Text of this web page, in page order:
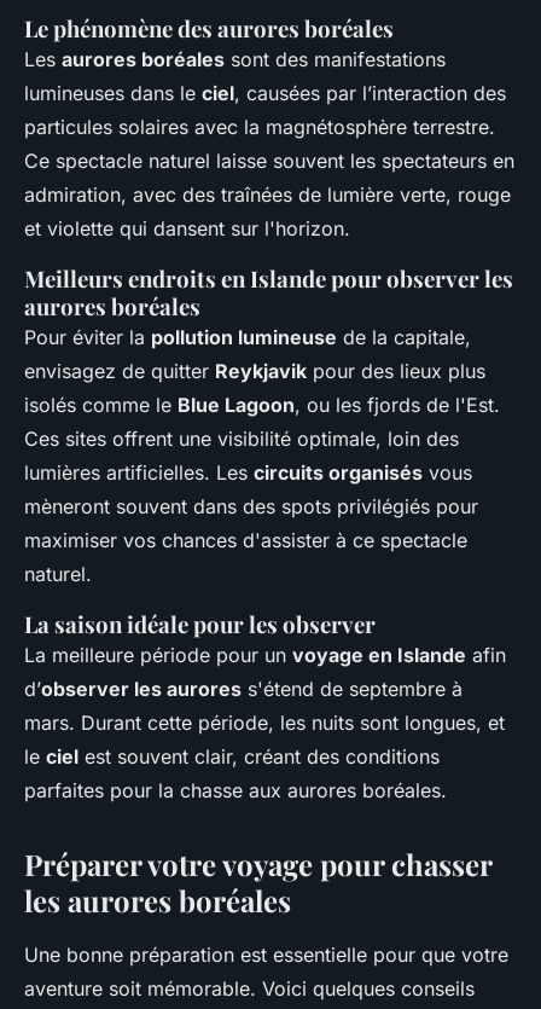
Le phénomène des aurores boréales
Les aurores boréales sont des manifestations
lumineuses dans le ciel, causées par l’interaction des
particules solaires avec la magnétosphère terrestre.
Ce spectacle naturel laisse souvent les spectateurs en
admiration, avec des traînées de lumière verte, rouge
et violette qui dansent sur l'horizon.
Meilleurs endroits en Islande pour observer les
aurores boréales
Pour éviter la pollution lumineuse de la capitale,
envisagez de quitter Reykjavik pour des lieux plus
isolés comme le Blue Lagoon, ou les fjords de l'Est.
Ces sites offrent une visibilité optimale, loin des
lumières artificielles. Les circuits organisés vous
mèneront souvent dans des spots privilégiés pour
maximiser vos chances d'assister à ce spectacle
naturel.
La saison idéale pour les observer
La meilleure période pour un voyage en Islande afin
d’observer les aurores s'étend de septembre à
mars. Durant cette période, les nuits sont longues, et
le ciel est souvent clair, créant des conditions
parfaites pour la chasse aux aurores boréales.
Préparer votre voyage pour chasser
les aurores boréales
Une bonne préparation est essentielle pour que votre
aventure soit mémorable. Voici quelques conseils